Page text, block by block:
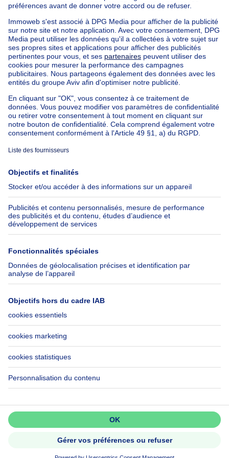
Bien exceptionnel à vendre
Ferme à vendre
Bungalow à vendre
Chalet à vendre
Château à vendre
Maison de campagne à vendre
Immeuble mixte à vendre
Autres biens à vendre
Manoir à vendre
Nos maisons hors de la Belgique
Maison à vendre France
Maison à vendre Espagne
Maison à vendre Italie
Maison à vendre Luxembourg
Maison à vendre Pays-bas
À propos
Immoweb
Presse
Emplois
Groupe Axel Springer
SeLoger.com
Immowelt.de
Outils
Belfius
Assurances
Check-list déménagement
Aide
FAQ
Accessibilité
Contactez-nous
Suivez-nous
LinkedIn
Immoweb SA © 2026 - Tous droits réservés
Conditions d'utilisation Gestion des cookies
Vie privée
Règles de fonctionnement et de classement
3044 -
d2b95f88ad4c2e3527743d6bd81664b3a2df8b8e -